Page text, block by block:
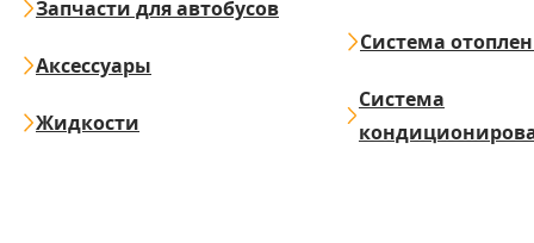
Запчасти для автобусов
Аксессуары
Жидкости
Система
Система